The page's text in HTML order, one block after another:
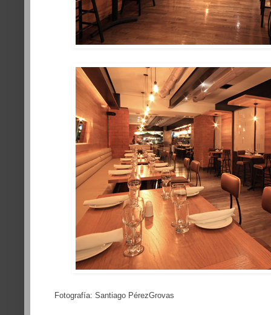
Fotografía: Santiago PérezGrovas